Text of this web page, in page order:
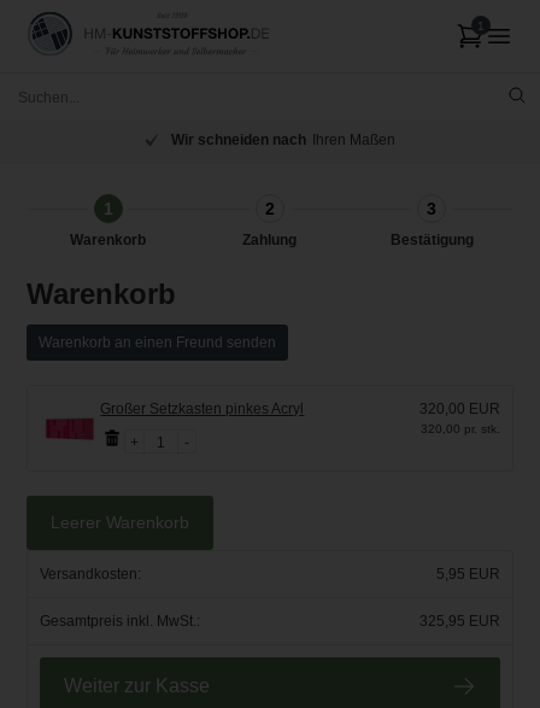
Wir schneiden nach Ihren Maßen
1
Warenkorb
2
Zahlung
3
Bestätigung
Warenkorb
Warenkorb an einen Freund senden
Großer Setzkasten pinkes Acryl
1
320,00 EUR
320,00 pr. stk.
Leerer Warenkorb
Versandkosten: 5,95 EUR
Gesamtpreis inkl. MwSt.: 325,95 EUR
Weiter zur Kasse